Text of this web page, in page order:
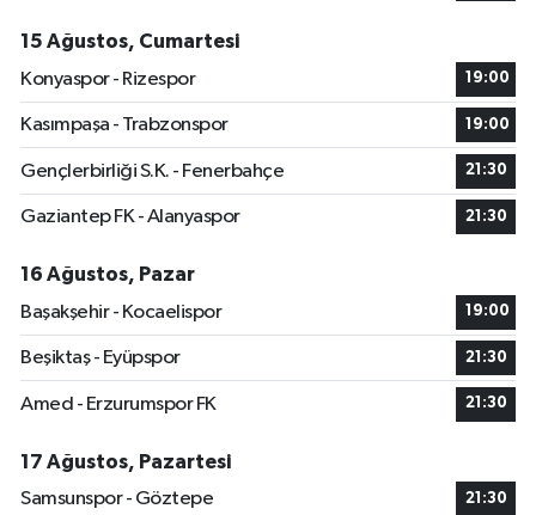
15 Ağustos, Cumartesi
Konyaspor - Rizespor
19:00
Kasımpaşa - Trabzonspor 19:00
Gençlerbirliği S.K. - Fenerbahçe 21:30
Gaziantep FK - Alanyaspor 21:30
16 Ağustos, Pazar
Başakşehir - Kocaelispor
19:00
Beşiktaş - Eyüpspor 21:30
Amed - Erzurumspor FK 21:30
17 Ağustos, Pazartesi
Samsunspor - Göztepe
21:30